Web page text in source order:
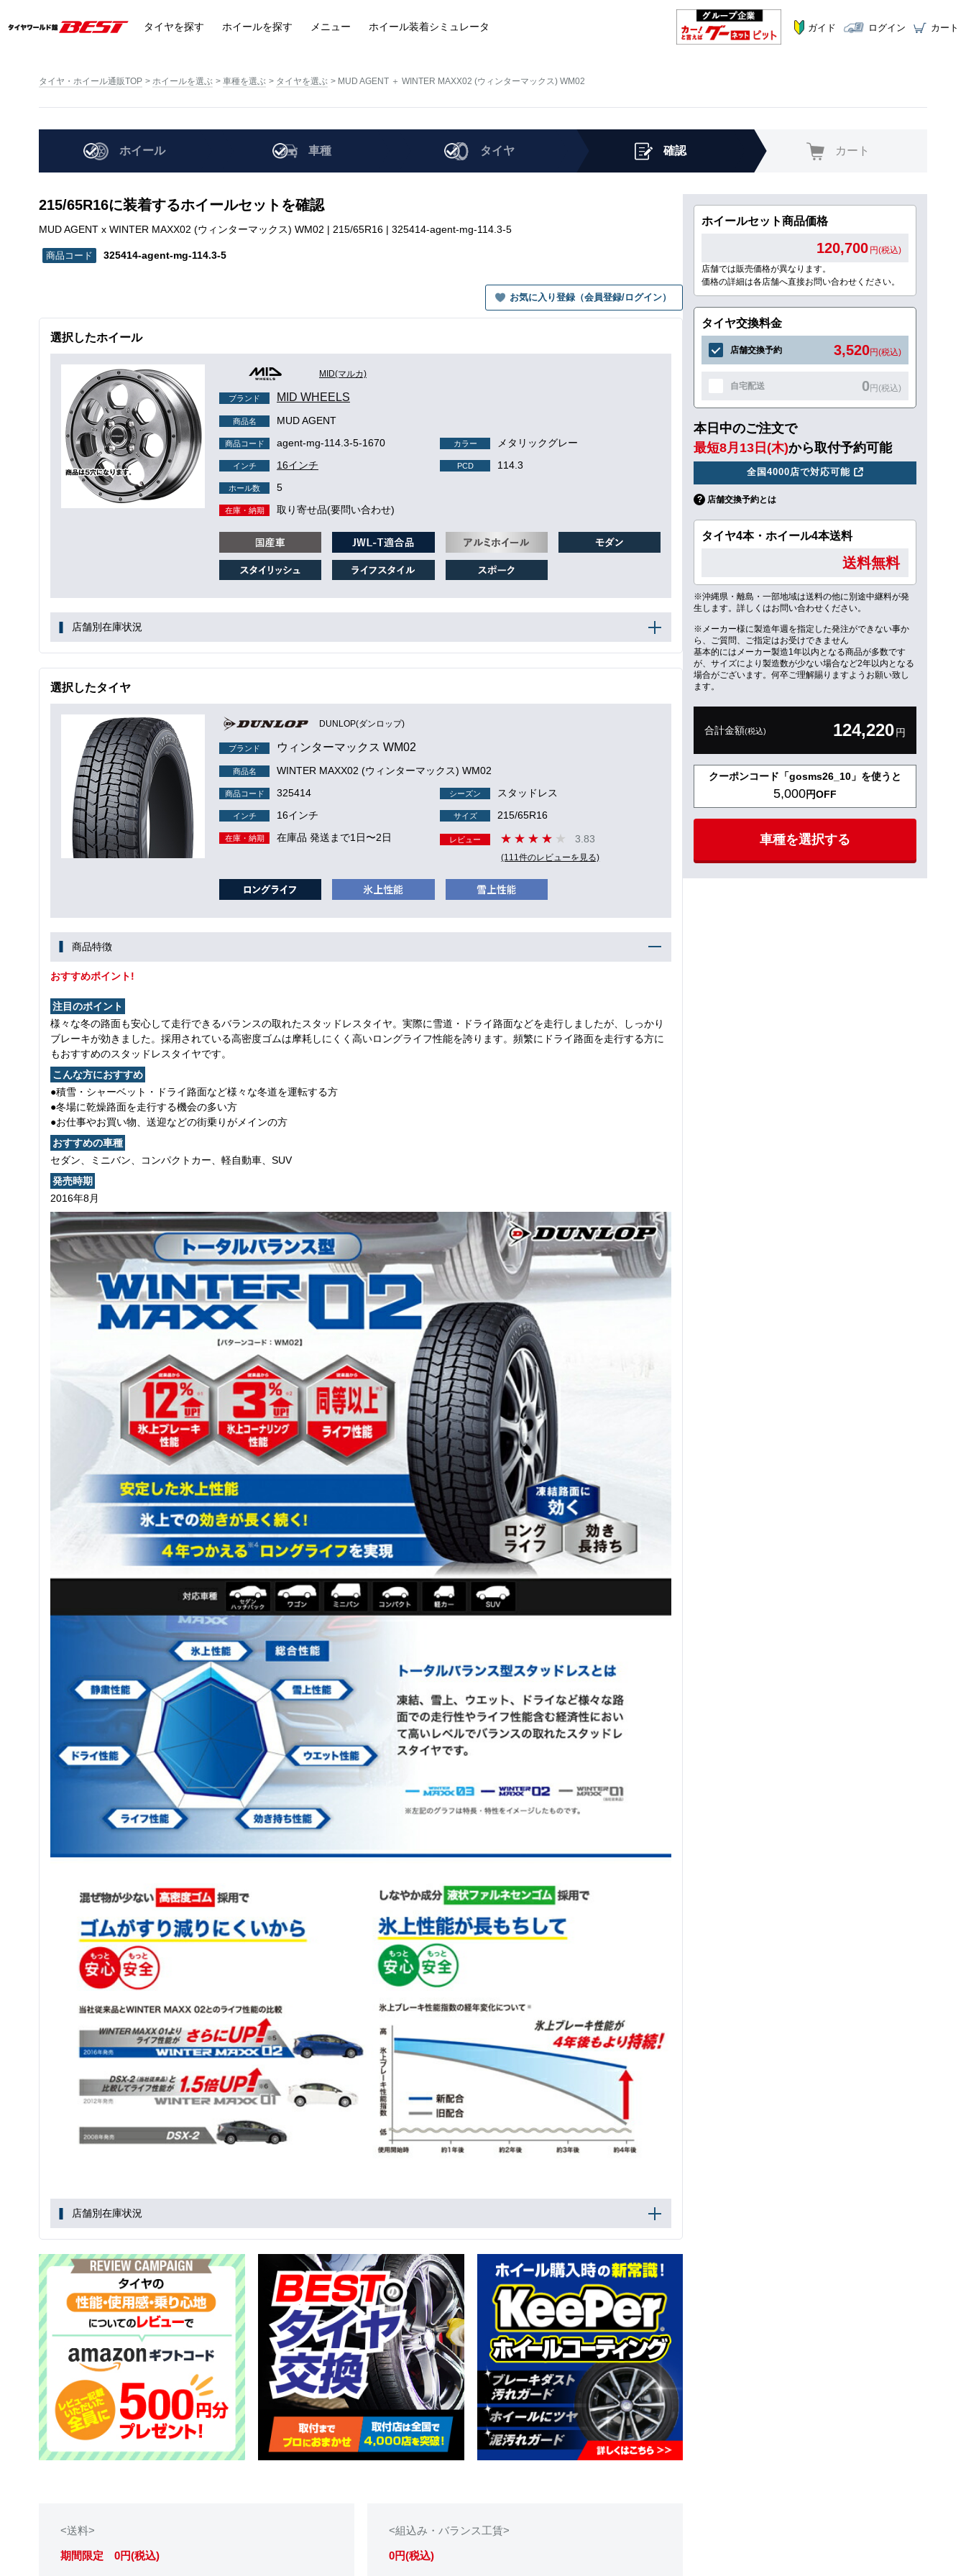
タイヤを探す ホイールを探す メニュー ホイール装着シミュレータ ガイド ログイン カート
タイヤ・ホイール通販TOP ホイールを選ぶ 車種を選ぶ タイヤを選ぶ MUD AGENT ＋ WINTER MAXX02 (ウィンターマックス) WM02
ホイール 車種 タイヤ 確認 カート
215/65R16に装着するホイールセットを確認
MUD AGENT x WINTER MAXX02 (ウィンターマックス) WM02 | 215/65R16 | 325414-agent-mg-114.3-5
325414-agent-mg-114.3-5
お気に入り登録（会員登録/ログイン）
選択したホイール
MID(マルカ)
ブランド MID WHEELS
商品名 MUD AGENT
商品コード agent-mg-114.3-5-1670 カラー メタリックグレー
インチ 16インチ PCD 114.3
ホール数 5
在庫・納期 取り寄せ品(要問い合わせ)
店舗別在庫状況
選択したタイヤ
DUNLOP(ダンロップ)
ブランド ウィンターマックス WM02
商品名 WINTER MAXX02 (ウィンターマックス) WM02
商品コード 325414 シーズン スタッドレス
インチ 16インチ サイズ 215/65R16
在庫・納期 在庫品 発送まで1日〜2日 レビュー 3.83
(111件のレビューを見る)
商品特徴
おすすめポイント!
注目のポイント
様々な冬の路面も安心して走行できるバランスの取れたスタッドレスタイヤ。実際に雪道・ドライ路面などを走行しましたが、しっかり
ブレーキが効きました。採用されている高密度ゴムは摩耗しにくく高いロングライフ性能を誇ります。頻繁にドライ路面を走行する方に
もおすすめのスタッドレスタイヤです。
こんな方におすすめ
●積雪・シャーベット・ドライ路面など様々な冬道を運転する方
●冬場に乾燥路面を走行する機会の多い方
●お仕事やお買い物、送迎などの街乗りがメインの方
おすすめの車種
セダン、ミニバン、コンパクトカー、軽自動車、SUV
発売時期
2016年8月
店舗別在庫状況
<送料>
期間限定 0円(税込)
<組込み・バランス工賃>
0円(税込)
ホイールセット商品価格
120,700 円(税込)
店舗では販売価格が異なります。
価格の詳細は各店舗へ直接お問い合わせください。
タイヤ交換料金
店舗交換予約 3,520円(税込)
自宅配送 0円(税込)
本日中のご注文で
最短8月13日(木)から取付予約可能
全国4000店で対応可能
店舗交換予約とは
タイヤ4本・ホイール4本送料
送料無料
※沖縄県・離島・一部地域は送料の他に別途中継料が発
生します。詳しくはお問い合わせください。
※メーカー様に製造年週を指定した発注ができない事か
ら、ご質問、ご指定はお受けできません
基本的にはメーカー製造1年以内となる商品が多数です
が、サイズにより製造数が少ない場合など2年以内となる
場合がございます。何卒ご理解賜りますようお願い致し
ます。
合計金額(税込) 124,220円
クーポンコード「gosms26_10」を使うと
5,000円OFF
車種を選択する